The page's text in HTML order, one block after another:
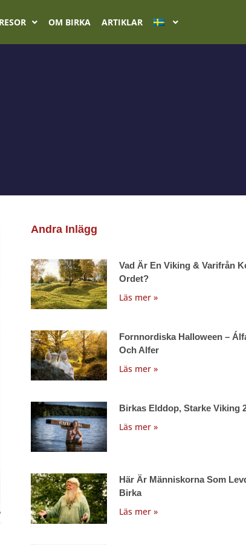
OM BIRKA ARTIKLAR
Andra Inlägg
Vad Är En Viking & Varifrån
Ordet?
Läs mer »
Fornnordiska Halloween –
Och Alfer
Läs mer »
Birkas Elddop, Starke Viking
Läs mer »
Här Är Människorna Som
Birka
Läs mer »